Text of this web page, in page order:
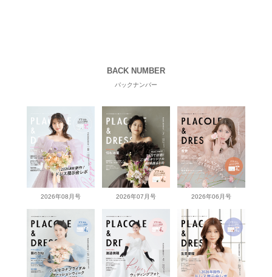
BACK NUMBER
バックナンバー
2026年08月号 2026年07月号 2026年06月号